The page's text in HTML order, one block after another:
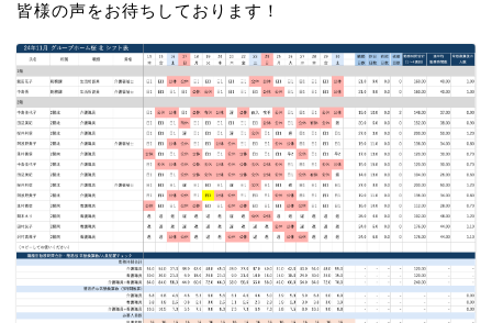
皆様の声をお待ちしております！